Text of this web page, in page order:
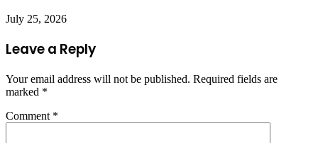
July 25, 2026
Leave a Reply
Your email address will not be published. Required fields are
marked *
Comment *